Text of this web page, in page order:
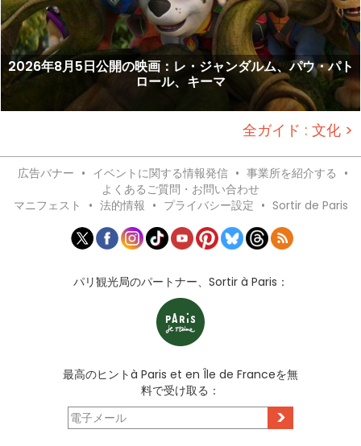
2026年8月5日公開の映画：レ・ジャンダルム、パウ・パト
ロール、キーマ
全ガイド : 文化 >
広告バナー • イベントに関する情報発信 • 事業所を紹介する •
よくあるご質問・お問い合わせ
マニフェスト
• 法的情報 • プライバシー設定 • Sortir de Paris
パリ観光局のパートナー、Sortir à Paris：
最高のヒントà Paris et en Île de Franceを無
料で受け取る：
>